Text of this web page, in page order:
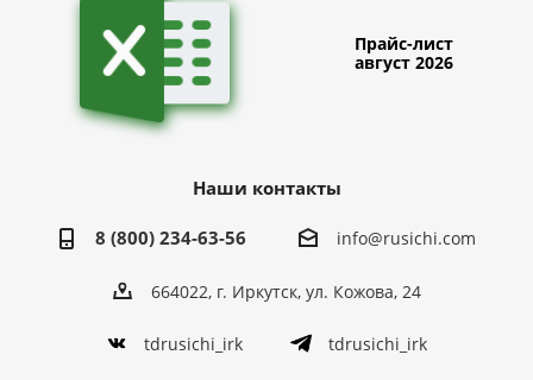
Прайс-лист
август 2026
Наши контакты
8 (800) 234-63-56 info@rusichi.com
664022, г. Иркутск, ул. Кожова, 24
tdrusichi_irk tdrusichi_irk